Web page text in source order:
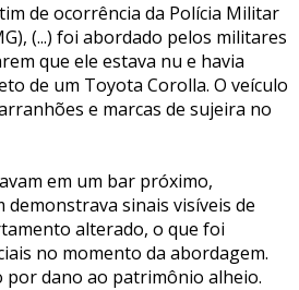
de ocorrência da Polícia Militar
(...) foi abordado pelos militares
que ele estava nu e havia
de um Toyota Corolla. O veículo
e marcas de sujeira no
em um bar próximo,
sinais visíveis de
alterado, o que foi
no momento da abordagem.
por dano ao patrimônio alheio.